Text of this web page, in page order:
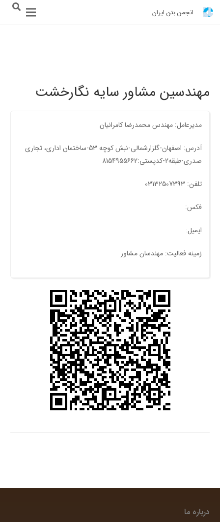
انجمن بتن ایران
مهندسین مشاور سایه نگارخشت
مدیرعامل: مهندس محمدرضا کامرانیان
آدرس: اصفهان-گلزارشمالی-نبش کوچه 53-ساختمان اداری، تجاری
صدری-طبقه2-کدپستی:8154955662
تلفن: 03132507393
فکس:
ایمیل:
زمینه فعالیت: مهندسان مشاور
درباره ما